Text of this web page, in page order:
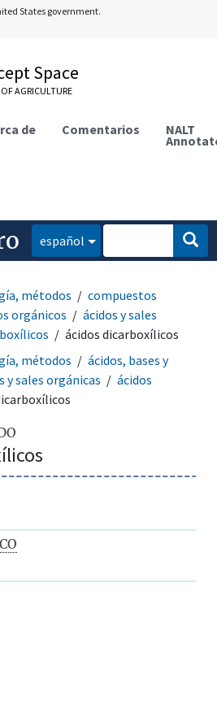
States government.
Space
AGRICULTURE
de Comentarios NALT
español
métodos
compuestos
orgánicos
ácidos y sales
ácidos dicarboxílicos
métodos
ácidos, bases y
y sales orgánicas
ácidos